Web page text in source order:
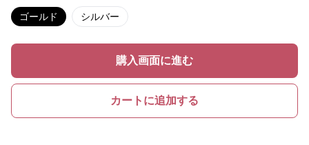
ゴールド シルバー
購入画面に進む
カートに追加する